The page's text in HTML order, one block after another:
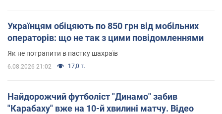
Українцям обіцяють по 850 грн від мобільних
операторів: що не так з цими повідомленнями
Як не потрапити в пастку шахраїв
6.08.2026 21:02 17,0 т.
Найдорожчий футболіст "Динамо" забив
"Карабаху" вже на 10-й хвилині матчу. Відео